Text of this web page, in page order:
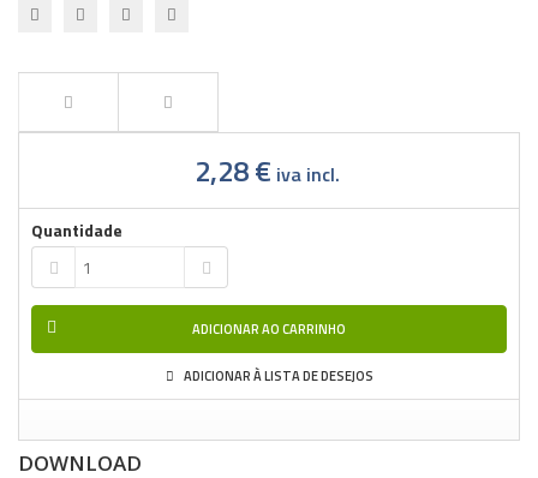
2,28 € iva incl.
Quantidade
ADICIONAR AO CARRINHO
ADICIONAR À LISTA DE DESEJOS
DOWNLOAD